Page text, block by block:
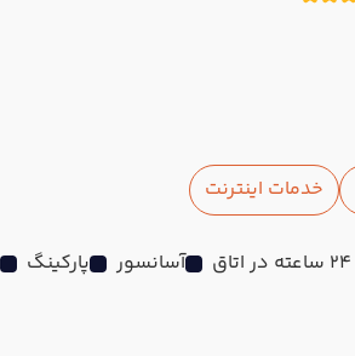
خدمات اینترنت
آسانسور پارکینگ